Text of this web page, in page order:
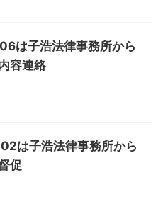
は子浩法律事務所から
容連絡
は子浩法律事務所から
促